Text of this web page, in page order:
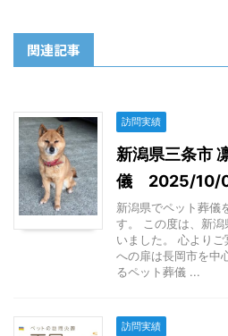
関連記事
訪問実績
新潟県三条市
儀 2025/10/
新潟県でペット葬儀
す。 この度は、新
いました。 心より
への扉は長岡市を中
るペット葬儀 ...
訪問実績